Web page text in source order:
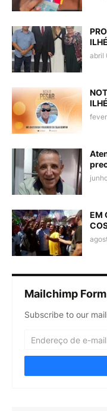
abril
EM
Mailchimp Form
Subscribe to our